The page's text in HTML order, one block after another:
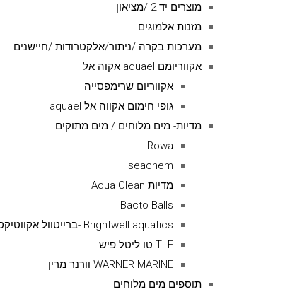
מוצרים יד 2 /מציאון
מזנות אלמוגים
מערכות בקרה /ניתור/אלקטרודות /חיישנים
אקווריומם aquael אקוה אל
אקווריום שרימפסייה
גופי חימום אקווה אל aquael
מדיות- מים מלוחים / מים מתוקים
Rowa
seachem
מדיות Aqua Clean
Bacto Balls
Brightwell aquatics -ברייטוול אקווטיקס
TLF טו ליטל פיש
WARNER MARINE וורנר מרין
תוספים מים מלוחים